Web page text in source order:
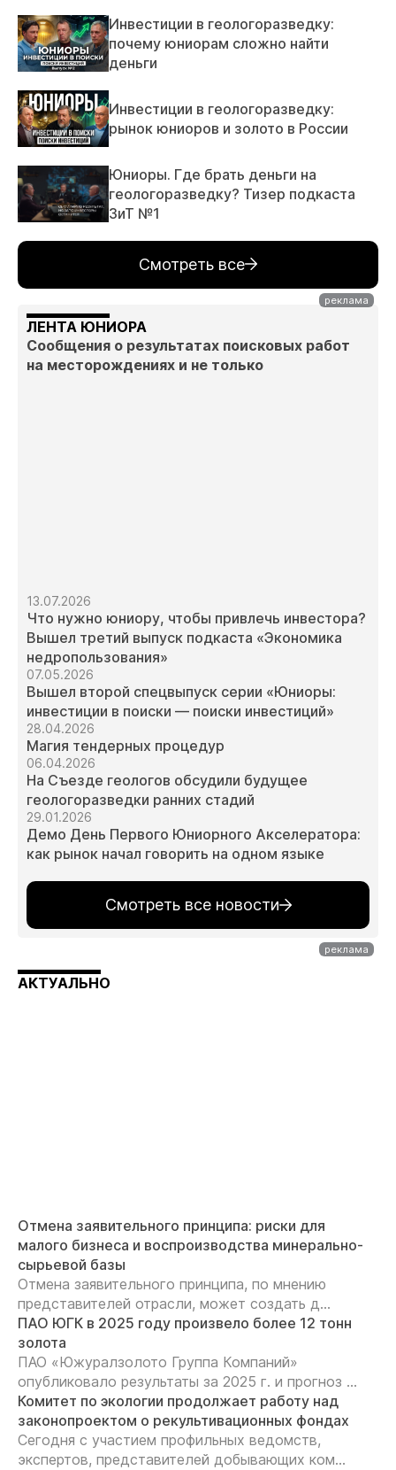
Инвестиции в геологоразведку:
почему юниорам сложно найти
деньги
Инвестиции в геологоразведку:
рынок юниоров и золото в России
Юниоры. Где брать деньги на
геологоразведку? Тизер подкаста
ЗиТ №1
Смотреть все
ЛЕНТА ЮНИОРА
Сообщения о результатах поисковых работ
на месторождениях и не только
13.07.2026
Что нужно юниору, чтобы привлечь инвестора?
Вышел третий выпуск подкаста «Экономика
недропользования»
07.05.2026
Вышел второй спецвыпуск серии «Юниоры:
инвестиции в поиски — поиски инвестиций»
28.04.2026
Магия тендерных процедур
06.04.2026
На Съезде геологов обсудили будущее
геологоразведки ранних стадий
29.01.2026
Демо День Первого Юниорного Акселератора:
как рынок начал говорить на одном языке
Смотреть все новости
АКТУАЛЬНО
Отмена заявительного принципа: риски для
малого бизнеса и воспроизводства минерально-
сырьевой базы
Отмена заявительного принципа, по мнению
представителей отрасли, может создать д...
ПАО ЮГК в 2025 году произвело более 12 тонн
золота
ПАО «Южуралзолото Группа Компаний»
опубликовало результаты за 2025 г. и прогноз ...
Комитет по экологии продолжает работу над
законопроектом о рекультивационных фондах
Сегодня с участием профильных ведомств,
экспертов, представителей добывающих ком...